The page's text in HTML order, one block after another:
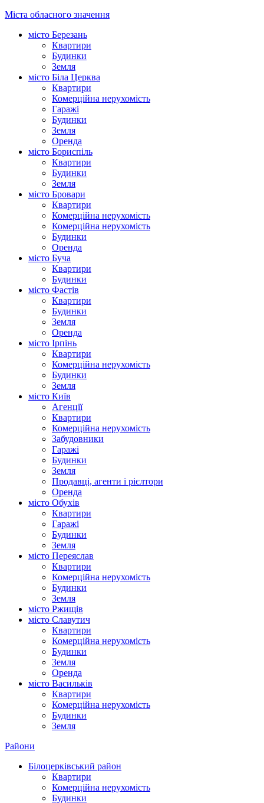
Міста обласного значення
місто Березань
Квартири
Будинки
Земля
місто Біла Церква
Квартири
Комерційна нерухомість
Гаражі
Будинки
Земля
Оренда
місто Бориспіль
Квартири
Будинки
Земля
місто Бровари
Квартири
Комерційна нерухомість
Комерційна нерухомість
Будинки
Оренда
місто Буча
Квартири
Будинки
місто Фастів
Квартири
Будинки
Земля
Оренда
місто Ірпінь
Квартири
Комерційна нерухомість
Будинки
Земля
місто Київ
Агенції
Квартири
Комерційна нерухомість
Забудовники
Гаражі
Будинки
Земля
Продавці, агенти і рієлтори
Оренда
місто Обухів
Квартири
Гаражі
Будинки
Земля
місто Переяслав
Квартири
Комерційна нерухомість
Будинки
Земля
місто Ржищів
місто Славутич
Квартири
Комерційна нерухомість
Будинки
Земля
Оренда
місто Василькiв
Квартири
Комерційна нерухомість
Будинки
Земля
Райони
Білоцерківський район
Квартири
Комерційна нерухомість
Будинки